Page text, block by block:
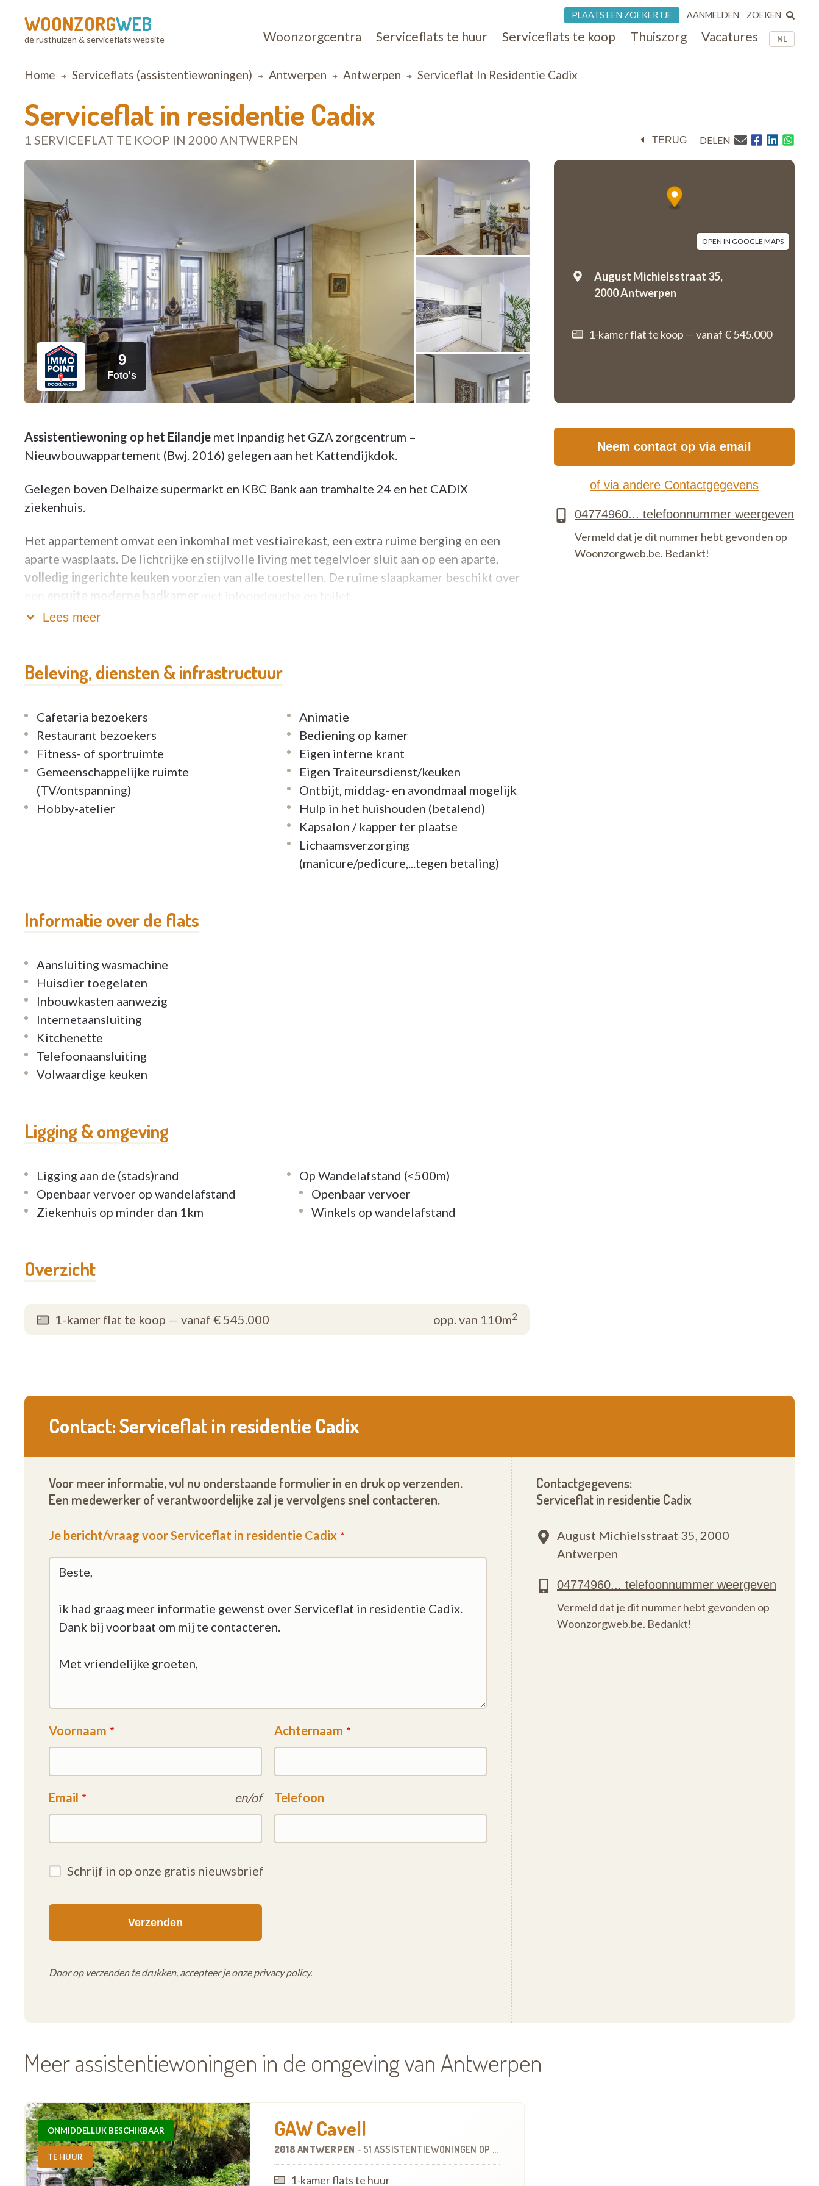
WOONZORGWEB
dé rusthuizen & serviceflats website NL
Woonzorgcentra Serviceflats te huur Serviceflats te koop Thuiszorg Vacatures
PLAATS EEN ZOEKERTJE AANMELDEN ZOEKEN
Breadcrumb
Home Serviceflats (assistentiewoningen) Antwerpen Antwerpen Serviceflat In Residentie Cadix
Serviceflat in residentie Cadix
1 SERVICEFLAT TE KOOP IN 2000 ANTWERPEN TERUG DELEN
9
Foto's
OPEN IN GOOGLE MAPS
August Michielsstraat 35,
2000 Antwerpen
1-kamer flat te koop —vanaf € 545.000
Assistentiewoning op het Eilandje met Inpandig het GZA zorgcentrum –
Nieuwbouwappartement (Bwj. 2016) gelegen aan het Kattendijkdok.
Gelegen boven Delhaize supermarkt en KBC Bank aan tramhalte 24 en het CADIX
ziekenhuis.
Het appartement omvat een inkomhal met vestiairekast, een extra ruime berging en een
aparte wasplaats. De lichtrijke en stijlvolle living met tegelvloer sluit aan op een aparte,
volledig ingerichte keuken voorzien van alle toestellen. De ruime slaapkamer beschikt over
ensuite moderne badkamer met inloopdouche en toilet.
Verder heeft het appartement een zeer ruim, zuidwestgericht terras met zicht op het water
Deze instapklare assistentiewoning is
Lees meer
Beleving, diensten & infrastructuur
Cafetaria bezoekers
Restaurant bezoekers
Fitness- of sportruimte
Gemeenschappelijke ruimte
(TV/ontspanning)
Hobby-atelier
Animatie
Bediening op kamer
Eigen interne krant
Eigen Traiteursdienst/keuken
Ontbijt, middag- en avondmaal mogelijk
Hulp in het huishouden (betalend)
Kapsalon / kapper ter plaatse
Lichaamsverzorging
(manicure/pedicure,...tegen betaling)
Informatie over de flats
Aansluiting wasmachine
Huisdier toegelaten
Inbouwkasten aanwezig
Internetaansluiting
Kitchenette
Telefoonaansluiting
Volwaardige keuken
Ligging & omgeving
Ligging aan de (stads)rand
Openbaar vervoer op wandelafstand
Ziekenhuis op minder dan 1km
Op Wandelafstand (<500m)
Openbaar vervoer
Winkels op wandelafstand
Overzicht
1-kamer flat te koop — vanaf € 545.000 opp. van 110m2
Neem contact op via email
of via andere Contactgegevens
Vermeld dat je dit nummer hebt gevonden op
Woonzorgweb.be. Bedankt!
Contact: Serviceflat in residentie Cadix
Voor meer informatie, vul nu onderstaande formulier in en druk op verzenden.
Een medewerker of verantwoordelijke zal je vervolgens snel contacteren.
Je bericht/vraag voor Serviceflat in residentie Cadix
Voornaam Achternaam
Email en/of Telefoon
Schrijf in op onze gratis nieuwsbrief
Door op verzenden te drukken, accepteer je onzeprivacy policy.
Contactgegevens:
Serviceflat in residentie Cadix
August Michielsstraat 35, 2000
Antwerpen
Vermeld dat je dit nummer hebt gevonden op
Woonzorgweb.be. Bedankt!
Meer assistentiewoningen in de omgeving van Antwerpen
ONMIDDELLIJK BESCHIKBAAR
TE HUUR
GAW Cavell
2018 ANTWERPEN - 51 ASSISTENTIEWONINGEN OP 2.9 KM
1-kamer flats te huur